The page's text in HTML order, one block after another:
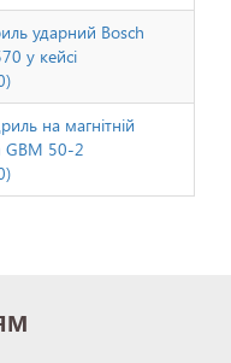
ударний Bosch
у кейсі
на магнітній
GBM 50-2